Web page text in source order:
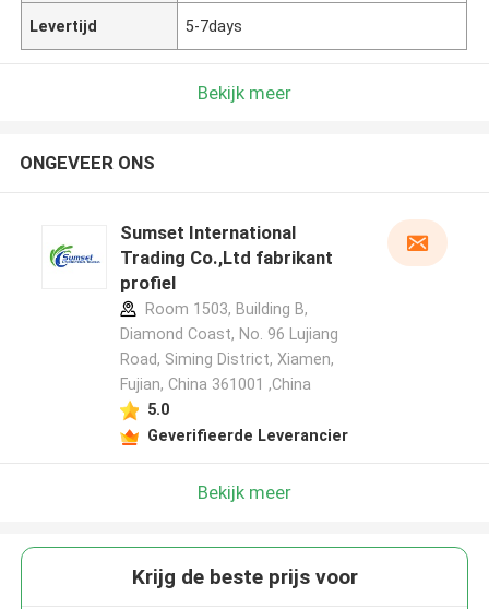
Levertijd 5-7days
Bekijk meer
ONGEVEER ONS
Sumset International
Trading Co.,Ltd fabrikant
profiel
Room 1503, Building B,
Diamond Coast, No. 96 Lujiang
Road, Siming District, Xiamen,
Fujian, China 361001 ,China
5.0
Geverifieerde Leverancier
Bekijk meer
Krijg de beste prijs voor